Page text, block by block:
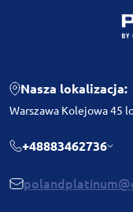
Nasza lokalizacja:
Warszawa Kolejowa 45
+48883462736